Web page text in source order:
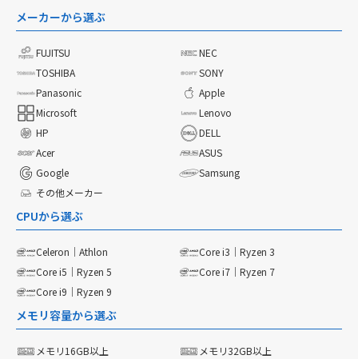
メーカーから選ぶ
FUJITSU
NEC
TOSHIBA
SONY
Panasonic
Apple
Microsoft
Lenovo
HP
DELL
Acer
ASUS
Google
Samsung
その他メーカー
CPUから選ぶ
Celeron｜Athlon
Core i3｜Ryzen 3
Core i5｜Ryzen 5
Core i7｜Ryzen 7
Core i9｜Ryzen 9
メモリ容量から選ぶ
メモリ16GB以上
メモリ32GB以上